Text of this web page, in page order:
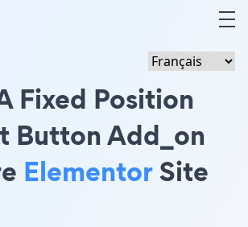
Fixed Position
Button Add_on
ElementorSite